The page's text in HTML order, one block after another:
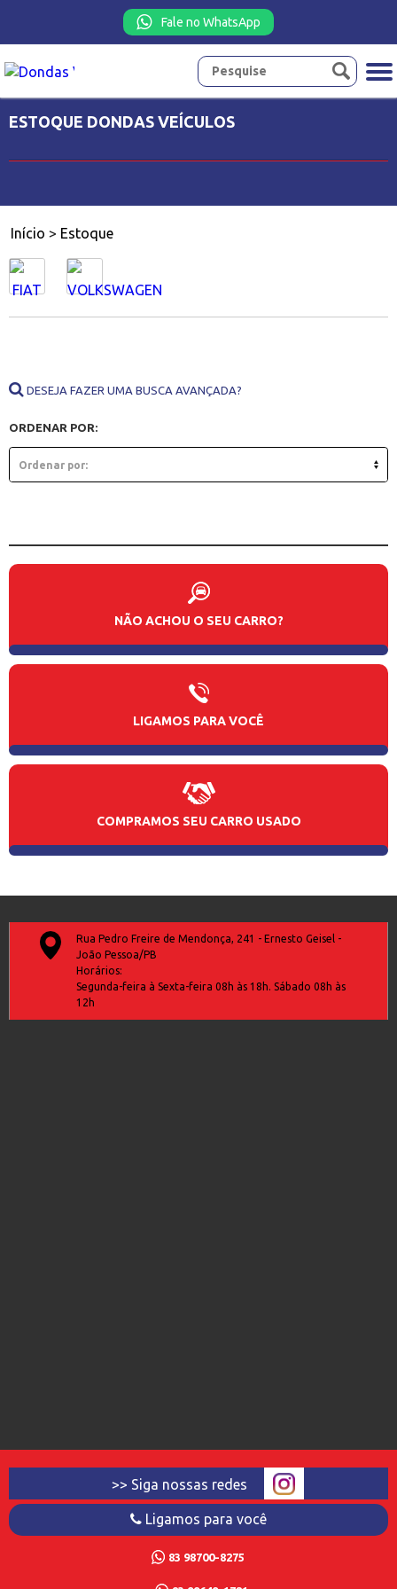
Fale no WhatsApp
ESTOQUE DONDAS VEÍCULOS
Início > Estoque
DESEJA FAZER UMA BUSCA AVANÇADA?
ORDENAR POR:
NÃO ACHOU O SEU CARRO?
LIGAMOS PARA VOCÊ
COMPRAMOS SEU CARRO USADO
Rua Pedro Freire de Mendonça, 241 - Ernesto Geisel -
João Pessoa/PB
Horários:
Segunda-feira à Sexta-feira 08h às 18h. Sábado 08h às
12h
>> Siga nossas redes
Ligamos para você
83 98700-8275